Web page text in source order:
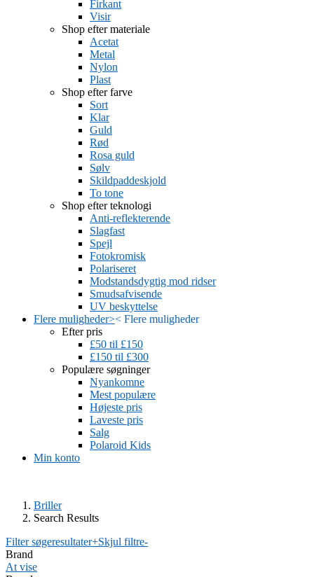
Firkant
Visir
Shop efter materiale
Acetat
Metal
Nylon
Plast
Shop efter farve
Sort
Klar
Guld
Rød
Rosa guld
Sølv
Skildpaddeskjold
To tone
Shop efter teknologi
Anti-reflekterende
Slagfast
Spejl
Fotokromisk
Polariseret
Modstandsdygtig mod ridser
Smudsafvisende
UV beskyttelse
Flere muligheder>< Flere muligheder
Efter pris
£50 til £150
£150 til £300
Populære søgninger
Nyankomne
Mest populære
Højeste pris
Laveste pris
Salg
Polaroid Kids
Min konto
Briller
Search Results
Filter søgeresultater+Skjul filtre-
Brand
At vise